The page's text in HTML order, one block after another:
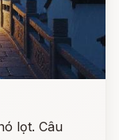
lọt. Câu